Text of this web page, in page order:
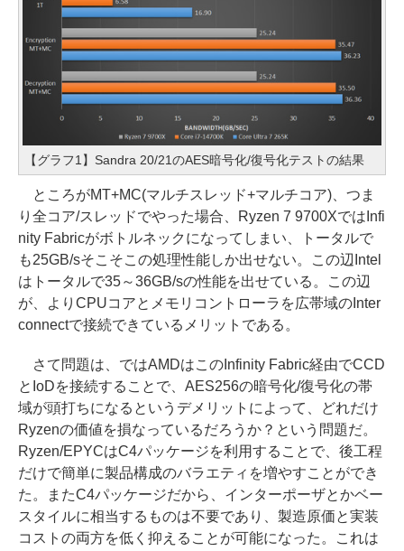
【グラフ1】Sandra 20/21のAES暗号化/復号化テストの結果
ところがMT+MC(マルチスレッド+マルチコア)、つま
り全コア/スレッドでやった場合、Ryzen 7 9700XではInfi
nity Fabricがボトルネックになってしまい、トータルで
も25GB/sそこそこの処理性能しか出せない。この辺Intel
はトータルで35～36GB/sの性能を出せている。この辺
が、よりCPUコアとメモリコントローラを広帯域のInter
connectで接続できているメリットである。
さて問題は、ではAMDはこのInfinity Fabric経由でCCD
とIoDを接続することで、AES256の暗号化/復号化の帯
域が頭打ちになるというデメリットによって、どれだけ
Ryzenの価値を損なっているだろうか？という問題だ。
Ryzen/EPYCはC4パッケージを利用することで、後工程
だけで簡単に製品構成のバラエティを増やすことができ
た。またC4パッケージだから、インターポーザとかベー
スタイルに相当するものは不要であり、製造原価と実装
コストの両方を低く抑えることが可能になった。これは